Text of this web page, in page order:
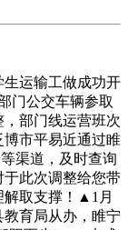
运输工做成功开
门公交车辆参取
部门线运营班次
市平易近通过睢
渠道，及时查询
此次调整给您带
解取支撑！▲1月
教育局从办，睢宁